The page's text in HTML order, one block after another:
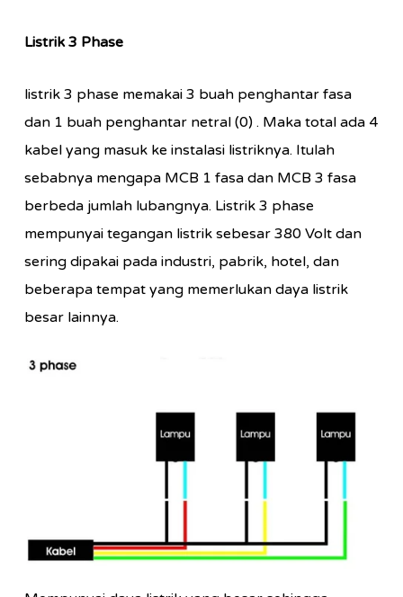
Listrik 3 Phase
listrik 3 phase memakai 3 buah penghantar fasa
dan 1 buah penghantar netral (0) . Maka total ada 4
kabel yang masuk ke instalasi listriknya. Itulah
sebabnya mengapa MCB 1 fasa dan MCB 3 fasa
berbeda jumlah lubangnya. Listrik 3 phase
mempunyai tegangan listrik sebesar 380 Volt dan
sering dipakai pada industri, pabrik, hotel, dan
beberapa tempat yang memerlukan daya listrik
besar lainnya.